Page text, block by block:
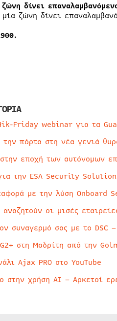
δίνει
ζώνη δίνει
Friday webinar για τα
πόρτα στη νέα γενιά
εποχή των αυτόνομων
την ESA Security
με την λύση
οι μισές
σας με το DSC –
στη Μαδρίτη από την
Ajax PRO στο YouTube
στην χρήση AI – Αρκετοί